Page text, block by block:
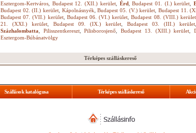
Esztergom-Kertváros
Budapest 12. (XII.) kerület, Érd,Budapest 01. (I.) kerület ,
Budapest 02. (II.) kerület Kápolnásnyék ,Budapest 05. (V.) kerület ,Budapest 11.
Budapest 07. (VII.) kerület, Budapest 06. (VI.) kerület ,Budapest 08. (VIII.) kerület
21. (XXI.) kerület
Budapest 09. (IX.) kerület Budapest 03. (III.) kerület
Százhalombatta
Pilisszentkereszt,Pilisborosjenő ,Budapest 13. (XIII.) kerület ,
Esztergom-Búbánatvölgy
Térképes szálláskereső
Szállások katalógusa Térképes szálláskereső